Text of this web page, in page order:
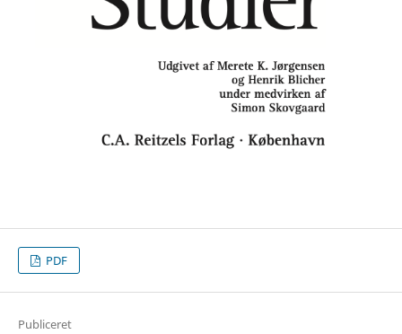
PDF
Publiceret